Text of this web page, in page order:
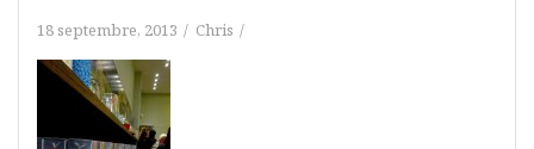
18 septembre, 2013 Chris